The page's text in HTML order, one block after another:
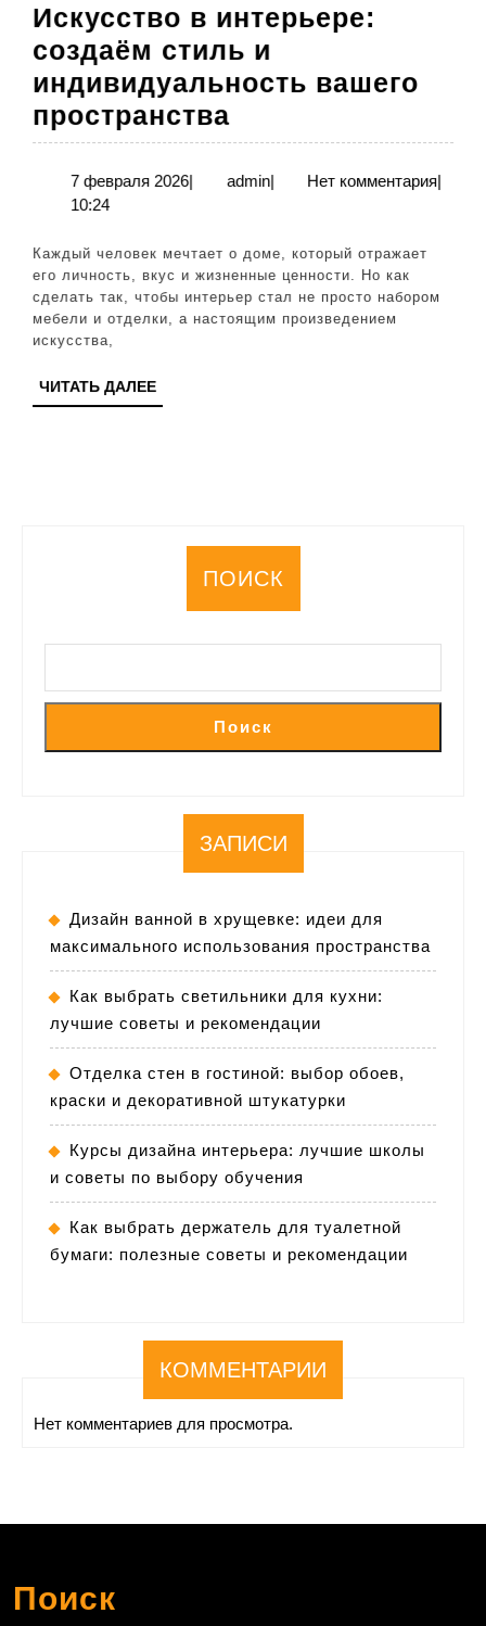
Искусство в интерьере:
создаём стиль и
индивидуальность вашего
пространства
в
интерьере:
стиль
и
7 февраля 20267| adminadmin
| Нет комментария|
10:24
Каждый человек мечтает о доме, который отражает
его личность, вкус и жизненные ценности. Но как
сделать так, чтобы интерьер стал не просто набором
мебели и отделки, а настоящим произведением
искусства,
ЧИТАТЬ ДАЛЕЕЧИТАТЬ
ДАЛЕЕ
ПОИСК
Поиск
ЗАПИСИ
Дизайн ванной в хрущевке: идеи для
максимального использования пространства
Как выбрать светильники для кухни:
лучшие советы и рекомендации
Отделка стен в гостиной: выбор обоев,
краски и декоративной штукатурки
Курсы дизайна интерьера: лучшие школы
и советы по выбору обучения
Как выбрать держатель для туалетной
бумаги: полезные советы и рекомендации
КОММЕНТАРИИ
Нет комментариев для просмотра.
Поиск